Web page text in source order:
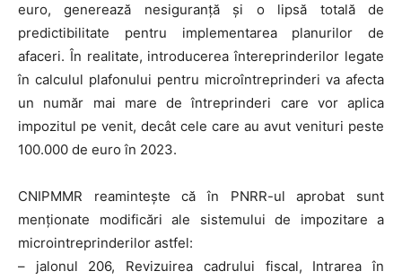
euro, generează nesiguranță și o lipsă totală de
predictibilitate pentru implementarea planurilor de
afaceri. În realitate, introducerea întereprinderilor legate
în calculul plafonului pentru microîntreprinderi va afecta
un număr mai mare de întreprinderi care vor aplica
impozitul pe venit, decât cele care au avut venituri peste
100.000 de euro în 2023.
CNIPMMR reamintește că în PNRR-ul aprobat sunt
menționate modificări ale sistemului de impozitare a
microintreprinderilor astfel:
– jalonul 206, Revizuirea cadrului fiscal, Intrarea în